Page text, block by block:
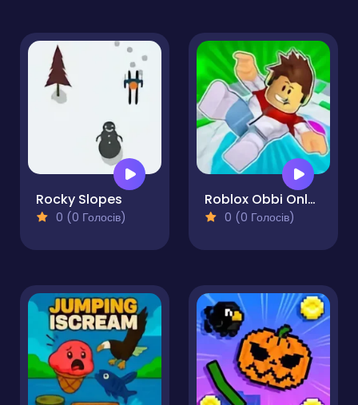
Rocky Slopes
0 (0 Голосів)
Roblox Obbi Only Up
0 (0 Голосів)